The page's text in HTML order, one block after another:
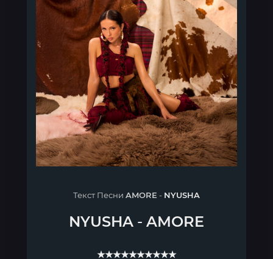
Текст Песни AMORE - NYUSHA
NYUSHA - AMORE
★★★★★★★★★★